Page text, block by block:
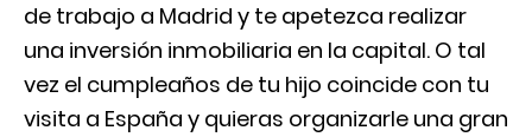
de trabajo a Madrid y te apetezca realizar
una inversión inmobiliaria en la capital. O tal
vez el cumpleaños de tu hijo coincide con tu
visita a España y quieras organizarle una gran